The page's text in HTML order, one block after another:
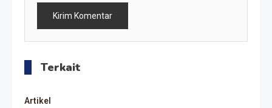
Terkait
Artikel